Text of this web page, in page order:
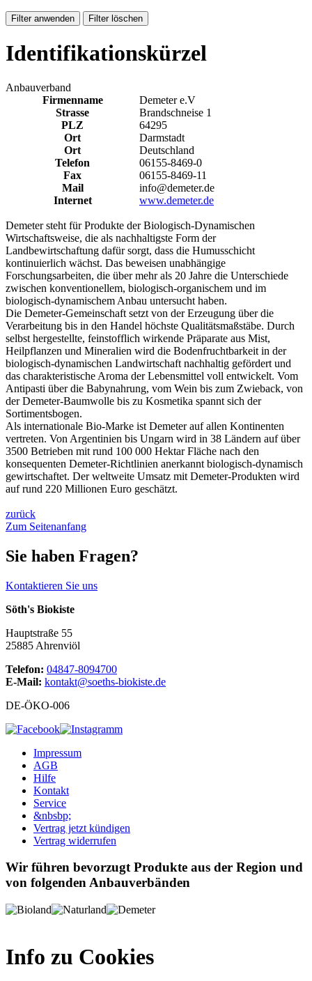
Identifikationskürzel
Anbauverband
Firmenname
Demeter e.V
Strasse
Brandschneise 1
PLZ
64295
Ort
Darmstadt
Ort
Deutschland
Telefon
06155-8469-0
Fax
06155-8469-11
Mail
info@demeter.de
Internet
www.demeter.de
Demeter steht für Produkte der Biologisch-Dynamischen
Wirtschaftsweise, die als nachhaltigste Form der
Landbewirtschaftung dafür sorgt, dass die Humusschicht
kontinuierlich wächst. Das beweisen unabhängige
Forschungsarbeiten, die über mehr als 20 Jahre die Unterschiede
zwischen konventionellem, biologisch-organischem und im
biologisch-dynamischem Anbau untersucht haben.
Die Demeter-Gemeinschaft setzt von der Erzeugung über die
Verarbeitung bis in den Handel höchste Qualitätsmaßstäbe. Durch
selbst hergestellte, feinstofflich wirkende Präparate aus Mist,
Heilpflanzen und Mineralien wird die Bodenfruchtbarkeit in der
biologisch-dynamischen Landwirtschaft nachhaltig gefördert und
das charakteristische Aroma der Lebensmittel voll entwickelt. Vom
Antipasti über die Babynahrung, vom Wein bis zum Zwieback, von
der Demeter-Baumwolle bis zu Kosmetika spannt sich der
Sortimentsbogen.
Als internationale Bio-Marke ist Demeter auf allen Kontinenten
vertreten. Von Argentinien bis Ungarn wird in 38 Ländern auf über
3500 Betrieben mit rund 100 000 Hektar Fläche nach den
konsequenten Demeter-Richtlinien anerkannt biologisch-dynamisch
gewirtschaftet. Der weltweite Umsatz mit Demeter-Produkten wird
auf rund 220 Millionen Euro geschätzt.
zurück
Zum Seitenanfang
Sie haben Fragen?
Kontaktieren Sie uns
Söth's Biokiste
Hauptstraße 55
25885 Ahrenviöl
Telefon: 04847-8094700
E-Mail: kontakt@soeths-biokiste.de
DE-ÖKO-006
Impressum
AGB
Hilfe
Kontakt
Service
&nbsbp;
Vertrag jetzt kündigen
Vertrag widerrufen
Wir führen bevorzugt Produkte aus der Region und
von folgenden Anbauverbänden
Info zu Cookies